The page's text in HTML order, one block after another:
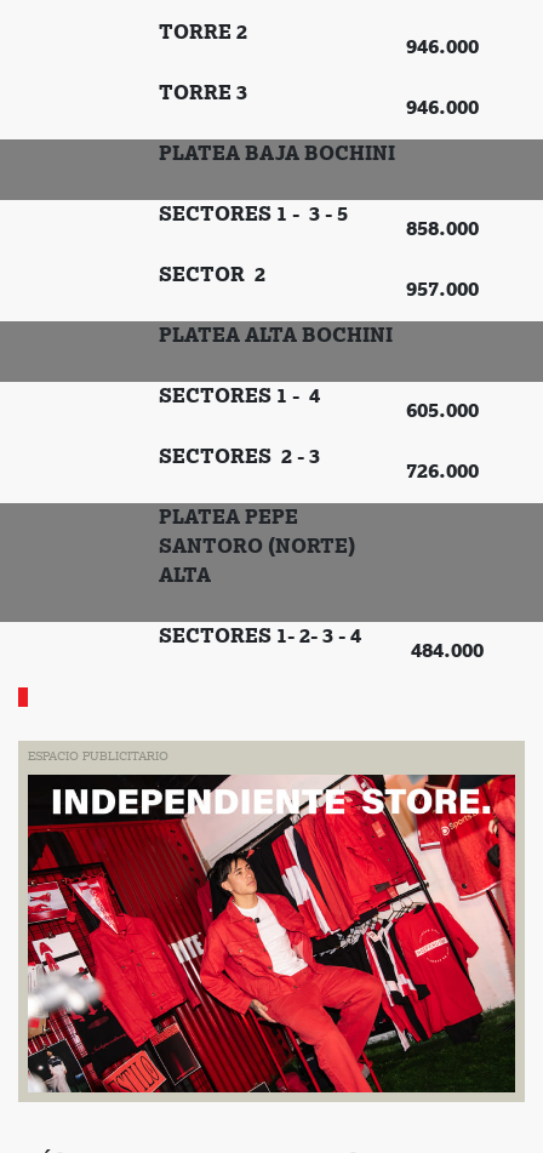
TORRE 2
946.000
TORRE 3
946.000
PLATEA BAJA BOCHINI
SECTORES 1 - 3 - 5
858.000
SECTOR 2
957.000
PLATEA ALTA BOCHINI
SECTORES 1 - 4
605.000
SECTORES 2 - 3
726.000
PLATEA PEPE
SANTORO (NORTE)
ALTA
SECTORES 1- 2- 3 - 4
484.000
ESPACIO PUBLICITARIO